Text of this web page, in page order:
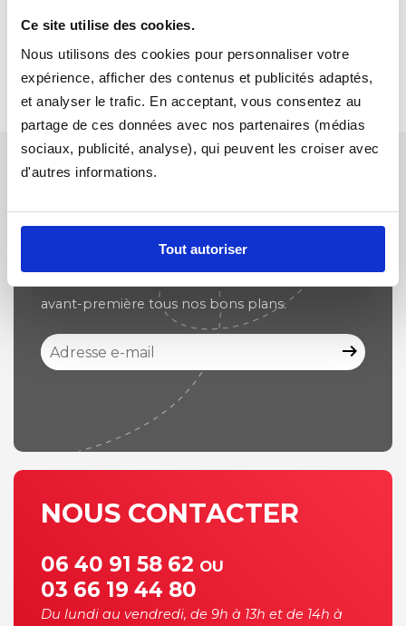
Ce site utilise des cookies.
Nous utilisons des cookies pour personnaliser votre
expérience, afficher des contenus et publicités adaptés,
et analyser le trafic. En acceptant, vous consentez au
partage de ces données avec nos partenaires (médias
sociaux, publicité, analyse), qui peuvent les croiser avec
d'autres informations.
Tout autoriser
NEWSLETTER
avant-première tous nos bons plans.
arrow_right_alt
NOUS CONTACTER
06 40 91 58 62 OU
03 66 19 44 80
Du lundi au vendredi, de 9h à 13h et de 14h à